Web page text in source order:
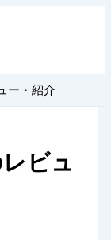
ー・紹介
ビュ